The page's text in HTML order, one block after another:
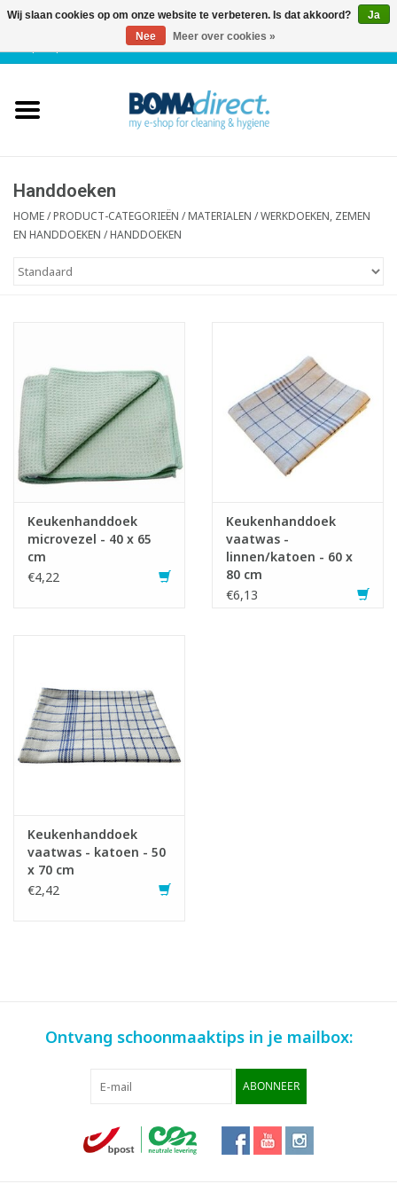
Klantenservice
Blog
Handdoeken
HOME/PRODUCT-CATEGORIEËN /MATERIALEN /WERKDOEKEN, ZEMEN
EN HANDDOEKEN /HANDDOEKEN
Keukenhanddoek
microvezel - 40 x 65
cm
€4,22
Keukenhanddoek
vaatwas -
linnen/katoen - 60 x
80 cm
€6,13
Keukenhanddoek
vaatwas - katoen - 50
x 70 cm
€2,42
Ontvang schoonmaaktips in je mailbox:
ABONNEER
Wij slaan cookies op om onze website te verbeteren. Is dat akkoord?
Ja
Nee
Meer over cookies »